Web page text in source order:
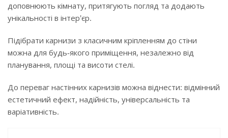
доповнюють кімнату, притягують погляд та додають
унікальності в інтер'єр.
Підібрати карнизи з класичним кріпленням до стіни
можна для будь-якого приміщення, незалежно від
планування, площі та висоти стелі.
До переваг настінних карнизів можна віднести: відмінний
естетичний ефект, надійність, універсальність та
варіативність.